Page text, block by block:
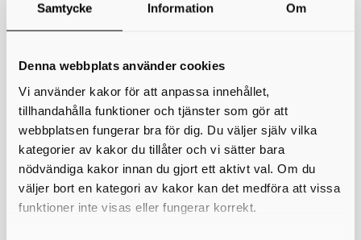
Samtycke Information Om
Denna webbplats använder cookies
Vi använder kakor för att anpassa innehållet,
tillhandahålla funktioner och tjänster som gör att
webbplatsen fungerar bra för dig. Du väljer själv vilka
kategorier av kakor du tillåter och vi sätter bara
nödvändiga kakor innan du gjort ett aktivt val. Om du
väljer bort en kategori av kakor kan det medföra att vissa
funktioner inte visas eller fungerar korrekt.
går på Gymnasium Skövde, Kavelbro eller Västerhöjd
gymnasieskola i Skövde
går i anpassad gymnasieskola i Skövde men är folkbokförd i en
kommun
Ansök om busskort här(öppnar 11 maj)
Du ansöker på annat sätt om du:
är folkbokförd i en annan kommun och går på en fristående